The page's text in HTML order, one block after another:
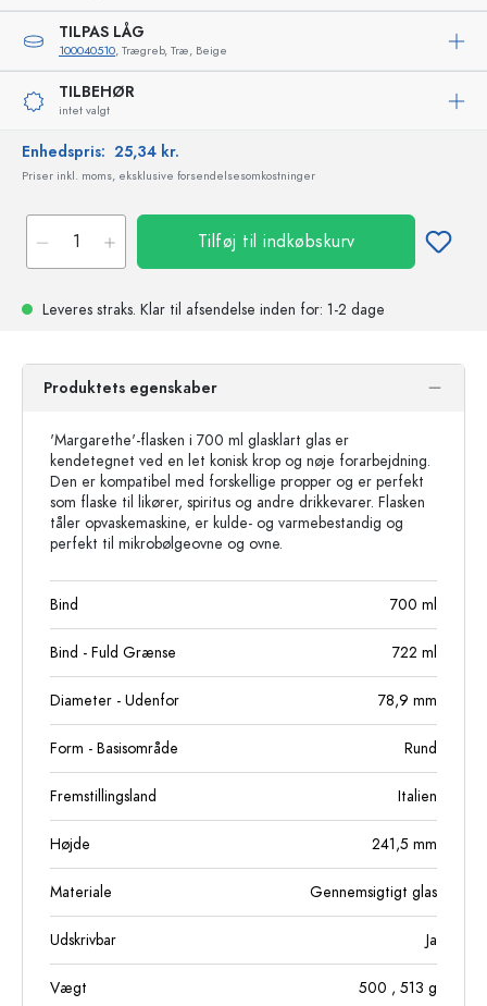
TILPAS LÅG
100040510, Trægreb, Træ, Beige
TILBEHØR
intet valgt
Enhedspris: 25,34 kr.
Priser inkl. moms, eksklusive forsendelsesomkostninger
Tilføj til indkøbskurv
Leveres straks. Klar til afsendelse inden for: 1-2 dage
Produktets egenskaber
'Margarethe'-flasken i 700 ml glasklart glas er
kendetegnet ved en let konisk krop og nøje forarbejdning.
Den er kompatibel med forskellige propper og er perfekt
som flaske til likører, spiritus og andre drikkevarer. Flasken
tåler opvaskemaskine, er kulde- og varmebestandig og
perfekt til mikrobølgeovne og ovne.
Bind 700 ml
Bind - Fuld Grænse 722 ml
Diameter - Udenfor 78,9 mm
Form - Basisområde Rund
Fremstillingsland Italien
Højde 241,5 mm
Materiale Gennemsigtigt glas
Udskrivbar Ja
Vægt 500 , 513 g